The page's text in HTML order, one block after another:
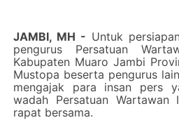
JAMBI, MH - Untuk
pengurus Persatuan
Kabupaten Muaro Jambi
Mustopa beserta pengurus
mengajak para insan pers
wadah Persatuan Wartawan
rapat bersama.